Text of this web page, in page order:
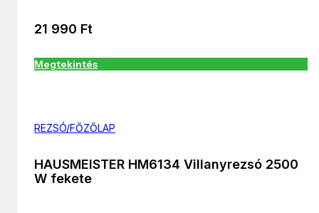
21 990 Ft
Megtekintés
REZSÓ/FŐZŐLAP
HAUSMEISTER HM6134 Villanyrezsó 2500
W fekete